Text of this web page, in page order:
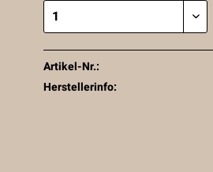
Artikel-Nr.:
Herstellerinfo: